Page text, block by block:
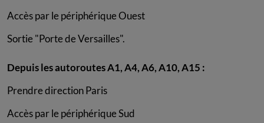
Accès par le périphérique Ouest
Sortie "Porte de Versailles".
Depuis les autoroutes A1, A4, A6, A10, A15 :
Prendre direction Paris
Accès par le périphérique Sud